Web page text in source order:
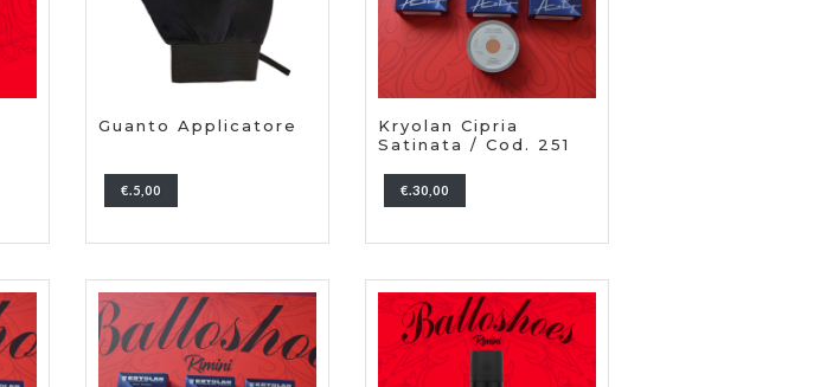
Guanto Applicatore
€.5,00
Kryolan Cipria
Satinata / Cod. 251
€.30,00